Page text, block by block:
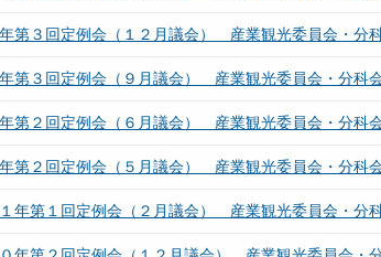
第３回定例会（１２月議会） 産業観光委員会・分
第３回定例会（９月議会） 産業観光委員会・分科
第２回定例会（６月議会） 産業観光委員会・分科
第２回定例会（５月議会） 産業観光委員会・分科
年第１回定例会（２月議会） 産業観光委員会・分